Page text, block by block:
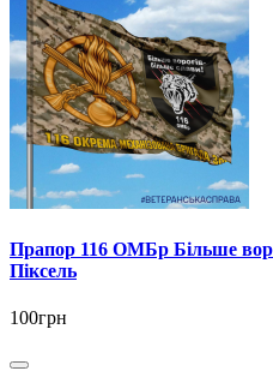
Прапор 116 ОМБр Більше
Піксель
100грн